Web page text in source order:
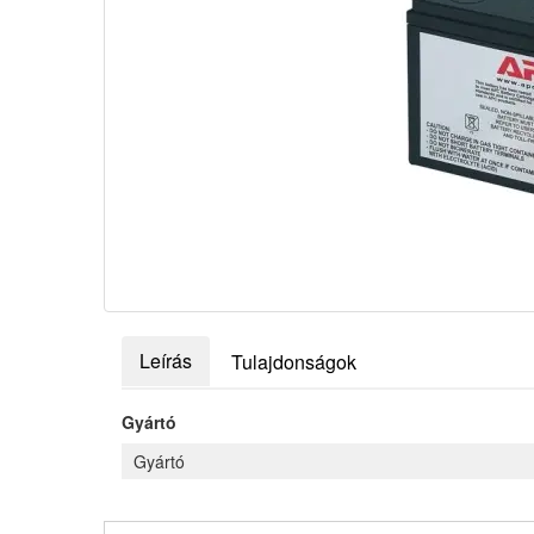
Leírás Tulajdonságok
Gyártó
Gyártó